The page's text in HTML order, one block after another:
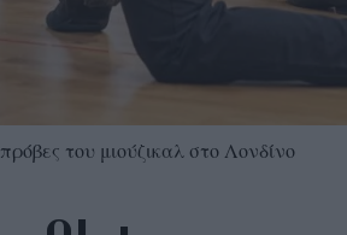
του μιούζικαλ στο Λονδίνο